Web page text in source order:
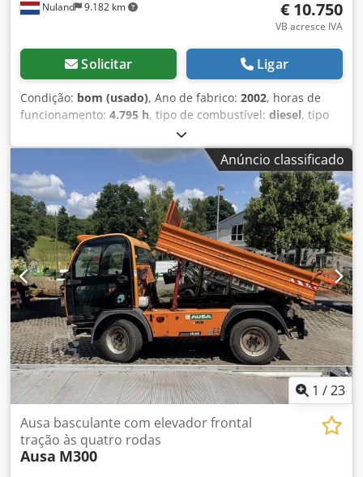
Nuland 9.182 km € 10.750
VB acresce IVA
Solicitar Ligar
Condição: bom (usado), Ano de fabrico: 2002, horas de
funcionamento: 4.795 h, tipo de combustível: diesel, tipo
, Ausa CH - 150 X4 Empilhador para
terrenos acidentados com duplo garfo, deslocamento
lateral, 4795 horas, motor Isuzu a diesel, ano 2002. Vídeo
disponível via WhatsApp. Disponibilidade contínua,
consulte o site. Os preços indicados são "ex works" em
Nuland. A Van de Wert Trading B.V. tem um stock
diversificado de máquinas, camiões, reboques e
acessórios. Todas as nossas entregas são efetuadas a
preços comerciais, no estado em que se encontram ("as
is"), sem garantias (consulte os nossos termos e condições
gerais). Para uma visita e/ou teste de condução, pode
agendar uma consulta sem compromisso. Cedpfjzqyuyox
Ah Esha Por favor, contacte-nos por telefone antes, pois
nem sempre estamos presentes. Van de Wert Trading B.V.
Bedrijfsstraat 3 5391 LR Nuland
Anúncio classificado
1 /23
Ausa basculante com elevador frontal
tração às quatro rodas
Ausa M300